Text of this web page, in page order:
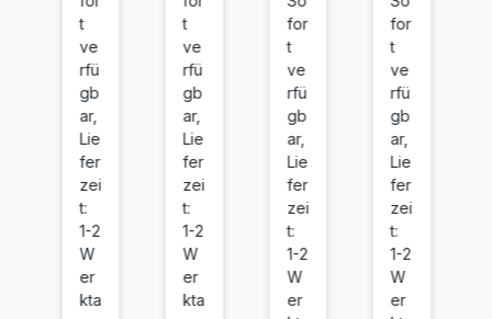
0
A)
Bl
ac
k
t
ve
rfü
gb
ar,
Lie
fer
zei
t:
1-2
W
er
kta
A)
C
ya
n
t
ve
rfü
gb
ar,
Lie
fer
zei
t:
1-2
W
er
kta
0
A)
M
ag
en
ta
for
t
ve
rfü
gb
ar,
Lie
fer
zei
t:
1-2
W
er
0
A)
Ye
llo
w
for
t
ve
rfü
gb
ar,
Lie
fer
zei
t:
1-2
W
er